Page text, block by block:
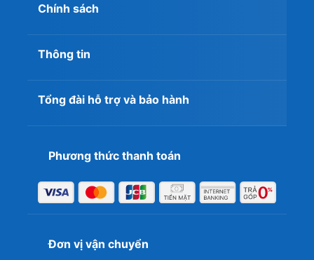
Chính sách
Thông tin
Tổng đài hỗ trợ và bảo hành
Phương thức thanh toán
Đơn vị vận chuyển